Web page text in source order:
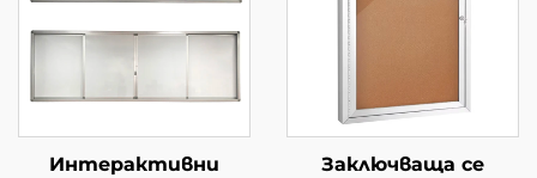
маркер
писане с маркери за
деца Училищна дъска
Интерактивни
Заключваща се